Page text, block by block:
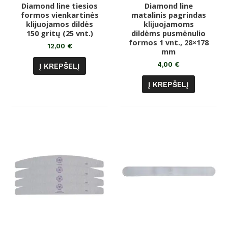
Įvertinimas:
0
iš
5
Diamond line tiesios
formos vienkartinės
klijuojamos dildės
150 gritų (25 vnt.)
12,00 €
Į KREPŠELĮ
Įvertinimas:
0
iš
5
Diamond line
matalinis pagrindas
klijuojamoms
dildėms pusmėnulio
formos 1 vnt., 28×178
mm
4,00 €
Į KREPŠELĮ